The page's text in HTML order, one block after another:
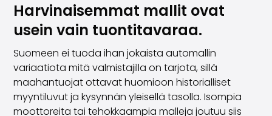
Harvinaisemmat mallit ovat
usein vain tuontitavaraa.
Suomeen ei tuoda ihan jokaista automallin
variaatiota mitä valmistajilla on tarjota, sillä
maahantuojat ottavat huomioon historialliset
myyntiluvut ja kysynnän yleisellä tasolla. Isompia
moottoreita tai tehokkaampia malleja joutuu siis